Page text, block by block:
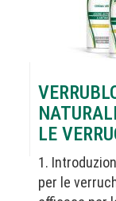
LE
1.
per le